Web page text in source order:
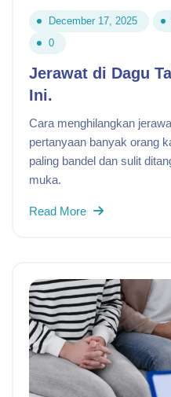
December 17, 2025
0
Jerawat di Dagu
Ini.
Cara menghilangkan
pertanyaan banyak orang
paling bandel dan sulit
muka.
Read More